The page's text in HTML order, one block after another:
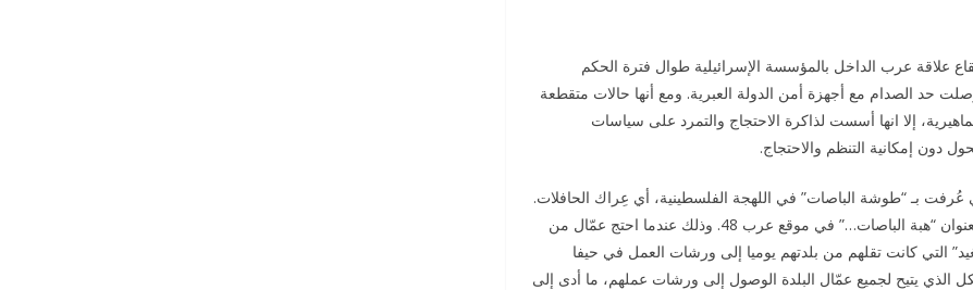
علاقة عرب الداخل بالمؤسسة الإسرائيلية طوال فترة الحكم
حد الصدام مع أجهزة أمن الدولة العبرية. ومع أنها حالات متقطعة
إلا انها أسست لذاكرة الاحتجاج والتمرد على سياسات
دون إمكانية التنظم والاحتجاج.
في بلدة شفاعمرو في الجليل عام 1959، التي عُرفت بـ “طوشة الباصات” في اللهجة الفلسطينية، أي عِراك الحافلات.
وقد كتب عنها الباحث خالد عنبتاوي سلسلة من 3 مقالات بعنوان “هبة الباصات…” في موقع عرب 48. وذلك عندما احتج عمّال من
التي كانت تقلهم من بلدتهم يوميا إلى ورشات العمل في حيفا
الذي يتيح لجميع عمّال البلدة الوصول إلى ورشات عملهم، ما أدى إلى